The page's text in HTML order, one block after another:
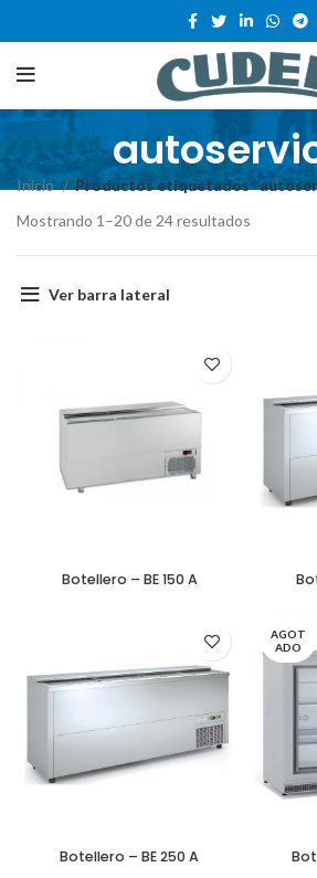
Inicio
Productos etiquetados
Mostrando 1–20 de 24 resultados
Ver barra lateral
Botellero – BE 150 A
Botellero – BE 250 A
AGOT
ADO